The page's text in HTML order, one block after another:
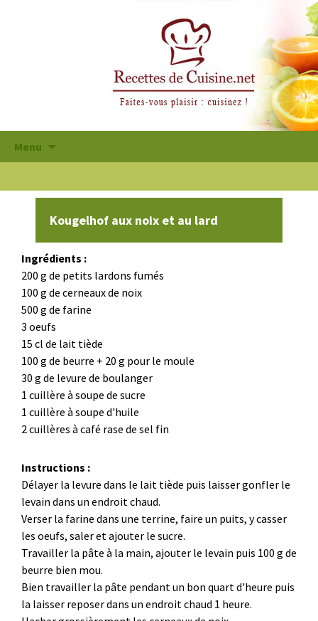
Menu
principal
Kougelhof aux noix et au lard
Ingrédients :
200 g de petits lardons fumés
100 g de cerneaux de noix
500 g de farine
3 oeufs
15 cl de lait tiède
100 g de beurre + 20 g pour le moule
30 g de levure de boulanger
1 cuillère à soupe de sucre
1 cuillère à soupe d'huile
2 cuillères à café rase de sel fin
Instructions :
Délayer la levure dans le lait tiède puis laisser gonfler le
levain dans un endroit chaud.
Verser la farine dans une terrine, faire un puits, y casser
les oeufs, saler et ajouter le sucre.
Travailler la pâte à la main, ajouter le levain puis 100 g de
beurre bien mou.
Bien travailler la pâte pendant un bon quart d'heure puis
la laisser reposer dans un endroit chaud 1 heure.